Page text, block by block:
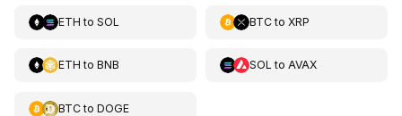
ETH to SOL BTCto XRP
ETH to BNB SOL to AVAX
BTCto DOGE